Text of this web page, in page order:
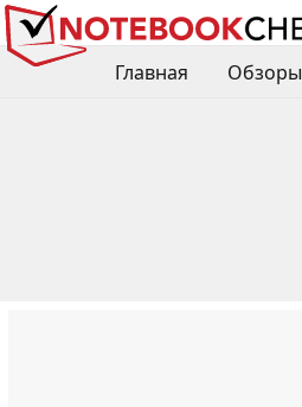
Главная Обзоры